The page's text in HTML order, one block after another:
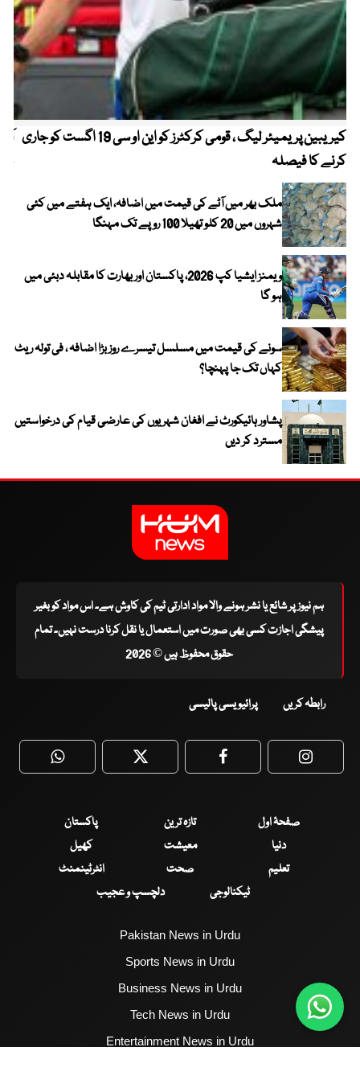
کیریبین پریمیئر لیگ ، قومی کرکٹرز کو این او سی 19 اگست کو جاری
کرنے کا فیصلہ
ملک بھر میں آٹے کی قیمت میں اضافہ، ایک ہفتے میں کئی
شہروں میں 20 کلو تھیلا 100 روپے تک مہنگا
ویمنز ایشیا کپ 2026، پاکستان اور بھارت کا مقابلہ دبئی میں
ہو گا
سونے کی قیمت میں مسلسل تیسرے روز بڑا اضافہ ، فی تولہ ریٹ
کہاں تک جا پہنچا؟
پشاور ہائیکورٹ نے افغان شہریوں کی عارضی قیام کی درخواستیں
مسترد کر دیں
ہم نیوز پر شائع یا نشر ہونے والا مواد ادارتی ٹیم کی کاوش ہے۔ اس مواد کو بغیر
پیشگی اجازت کسی بھی صورت میں استعمال یا نقل کرنا درست نہیں۔ تمام
حقوق محفوظ ہیں © 2026
رابطہ کریں پرائیویسی پالیسی
WhatsApp Twitter Facebook
صفحۂ اول تازہ ترین
پاکستان
دنیا
معیشت
کھیل
تعلیم
صحت
انٹرٹینمنٹ
ٹیکنالوجی
دلچسپ و عجیب
Pakistan News in Urdu
Sports News in Urdu
Business News in Urdu
Tech News in Urdu
Entertainment News in Urdu